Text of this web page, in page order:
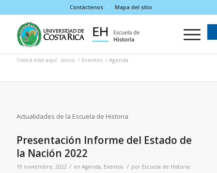
Contáctenos Mapa del sitio
Usted está aquí: Inicio / Eventos / Agenda
Actualidades de la Escuela de Historia
Presentación Informe del Estado de
la Nación 2022
19 noviembre, 2022 / en Agenda, Eventos / por Escuela de Historia